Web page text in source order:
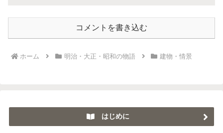
コメントを書き込む
ホーム 明治・大正・昭和の物語 建物・情景
はじめに